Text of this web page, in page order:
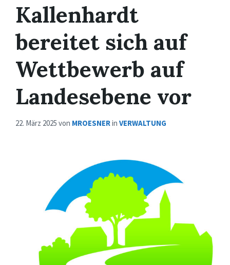
Kallenhardt
bereitet sich auf
Wettbewerb auf
Landesebene vor
22. März 2025 von MROESNERin VERWALTUNG